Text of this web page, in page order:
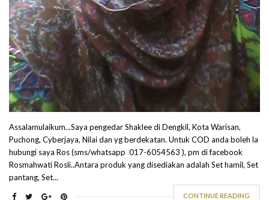
Assalamulaikum...Saya pengedar Shaklee di Dengkil, Kota Warisan,
Puchong, Cyberjaya, Nilai dan yg berdekatan. Untuk COD anda boleh la
hubungi saya Ros (sms/whatsapp 017-6054563 ), pm di facebook
Rosmahwati Rosli..Antara produk yang disediakan adalah Set hamil, Set
pantang, Set...
CONTINUE READING